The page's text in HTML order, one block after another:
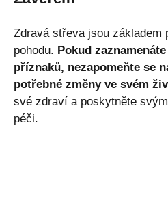
Zdravá střeva jsou základem
pohodu. Pokud
příznaků, nezapomeňte se
potřebné změny ve svém
své zdraví a poskytněte
péči.